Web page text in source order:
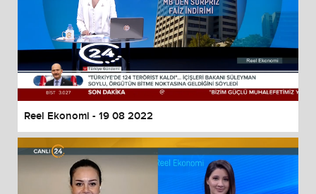
Reel Ekonomi - 19 08 2022